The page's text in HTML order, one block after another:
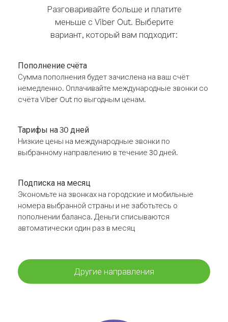
Разговаривайте больше и платите
меньше с Viber Out. Выберите
вариант, который вам подходит:
Пополнение счёта
Сумма пополнения будет зачислена на ваш счёт
немедленно. Оплачивайте международные звонки со
счёта Viber Out по выгодным ценам.
Тарифы на 30 дней
Низкие цены на международные звонки по
выбранному направлению в течение 30 дней.
Подписка на месяц
Экономьте на звонках на городские и мобильные
номера выбранной страны и не заботьтесь о
пополнении баланса. Деньги списываются
автоматически один раз в месяц
Другие направления